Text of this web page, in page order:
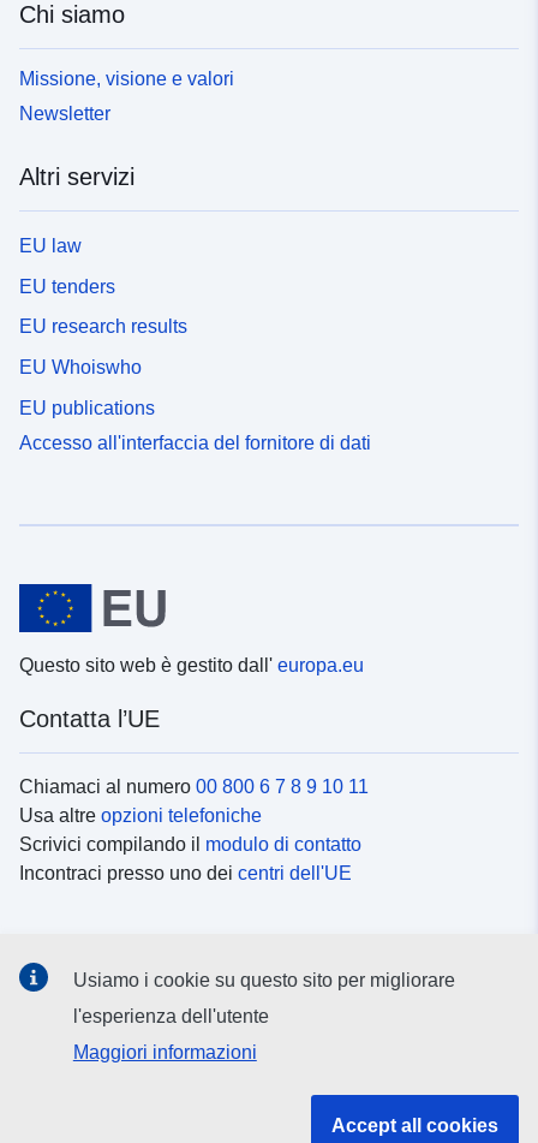
Chi siamo
Missione, visione e valori
Newsletter
Altri servizi
EU law
EU tenders
EU research results
EU Whoiswho
EU publications
Accesso all'interfaccia del fornitore di dati
Questo sito web è gestito dall' europa.eu
Contatta l’UE
Chiamaci al numero 00 800 6 7 8 9 10 11
Usa altre opzioni telefoniche
Scrivici compilando il modulo di contatto
Incontraci presso uno dei centri dell'UE
Cerca icanali social
Usiamo i cookie su questo sito per migliorare
l'esperienza dell'utente
Maggiori informazioni
Accept all cookies